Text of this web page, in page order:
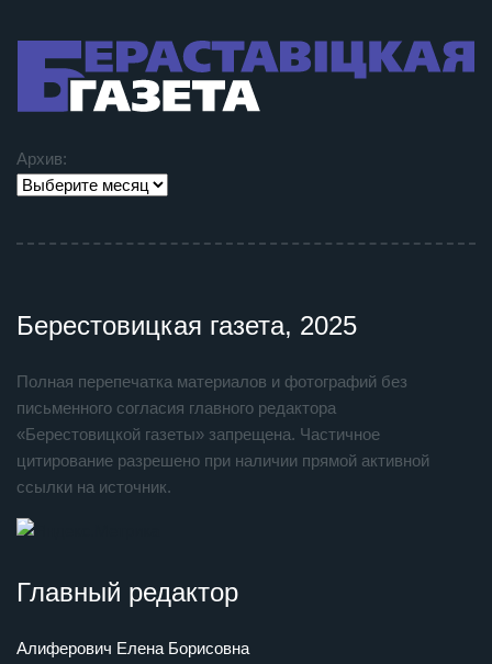
Архив:
Берестовицкая газета, 2025
Полная перепечатка материалов и фотографий без
письменного согласия главного редактора
«Берестовицкой газеты» запрещена. Частичное
цитирование разрешено при наличии прямой активной
ссылки на источник.
Главный редактор
Алиферович Елена Борисовна